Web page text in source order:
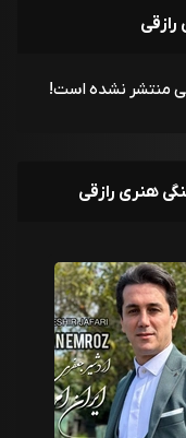
منتشر نشده است!
هنری رازقی